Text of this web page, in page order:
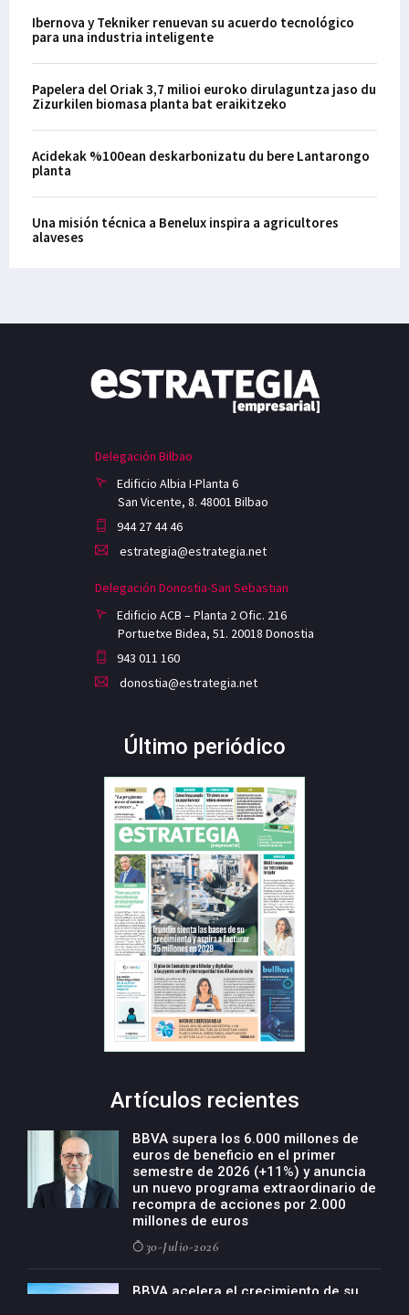
Ibernova y Tekniker renuevan su acuerdo tecnológico
para una industria inteligente
Papelera del Oriak 3,7 milioi euroko dirulaguntza jaso du
Zizurkilen biomasa planta bat eraikitzeko
Acidekak %100ean deskarbonizatu du bere Lantarongo
planta
Una misión técnica a Benelux inspira a agricultores
alaveses
Delegación Bilbao
Edificio Albia I-Planta 6
San Vicente, 8. 48001 Bilbao
944 27 44 46
estrategia@estrategia.net
Delegación Donostia-San Sebastian
Edificio ACB – Planta 2 Ofic. 216
Portuetxe Bidea, 51. 20018 Donostia
943 011 160
donostia@estrategia.net
Último periódico
Artículos recientes
BBVA supera los 6.000 millones de
euros de beneficio en el primer
semestre de 2026 (+11%) y anuncia
un nuevo programa extraordinario de
recompra de acciones por 2.000
millones de euros
30-Julio-2026
BBVA acelera el crecimiento de su